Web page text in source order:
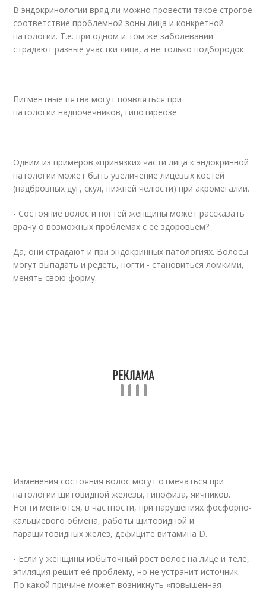
В эндокринологии вряд ли можно провести такое строгое
соответствие проблемной зоны лица и конкретной
патологии. Т.е. при одном и том же заболевании
страдают разные участки лица, а не только подбородок.
Пигментные пятна могут появляться при
патологии надпочечников, гипотиреозе
Одним из примеров «привязки» части лица к эндокринной
патологии может быть увеличение лицевых костей
(надбровных дуг, скул, нижней челюсти) при акромегалии.
- Состояние волос и ногтей женщины может рассказать
врачу о возможных проблемах с её здоровьем?
Да, они страдают и при эндокринных патологиях. Волосы
могут выпадать и редеть, ногти - становиться ломкими,
менять свою форму.
Изменения состояния волос могут отмечаться при
патологии щитовидной железы, гипофиза, яичников.
Ногти меняются, в частности, при нарушениях фосфорно-
кальциевого обмена, работы щитовидной и
паращитовидных желёз, дефиците витамина D.
- Если у женщины избыточный рост волос на лице и теле,
эпиляция решит её проблему, но не устранит источник.
По какой причине может возникнуть «повышенная